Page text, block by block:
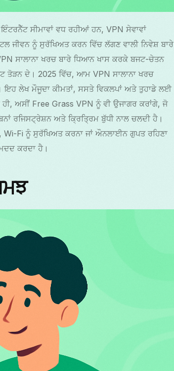
ਸੀਮਾਵਾਂ ਵਧ ਰਹੀਆਂ ਹਨ, VPN ਸੇਵਾਵਾਂ
ਨੂੰ ਸੁਰੱਖਿਅਤ ਕਰਨ ਵਿੱਚ ਲੱਗਣ ਵਾਲੀ ਨਿਵੇਸ਼ ਬਾਰੇ
ਸਾਲਾਨਾ ਖਰਚ ਬਾਰੇ ਧਿਆਨ ਖਾਸ ਕਰਕੇ ਬਜਟ-ਚੇਤਨ
ਤੋੜਨ ਦੇ। 2025 ਵਿੱਚ, ਆਮ VPN ਸਾਲਾਨਾ ਖਰਚ
ਇਹ ਲੇਖ ਮੌਜੂਦਾ ਕੀਮਤਾਂ, ਸਸਤੇ ਵਿਕਲਪਾਂ ਅਤੇ ਤੁਹਾਡੇ ਲਈ
ਅਸੀਂ Free Grass VPN ਨੂੰ ਵੀ ਉਜਾਗਰ ਕਰਾਂਗੇ, ਜੋ
ਰਜਿਸਟ੍ਰੇਸ਼ਨ ਅਤੇ ਕ੍ਰਿਤ੍ਰਿਮ ਬੁੱਧੀ ਨਾਲ ਚਲਦੀ ਹੈ।
Wi-Fi ਨੂੰ ਸੁਰੱਖਿਅਤ ਕਰਨਾ ਜਾਂ ਔਨਲਾਈਨ ਗੁਪਤ ਰਹਿਣਾ
ਕਰਦਾ ਹੈ।